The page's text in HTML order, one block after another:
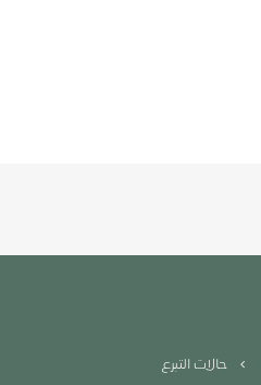
حالات التبرع